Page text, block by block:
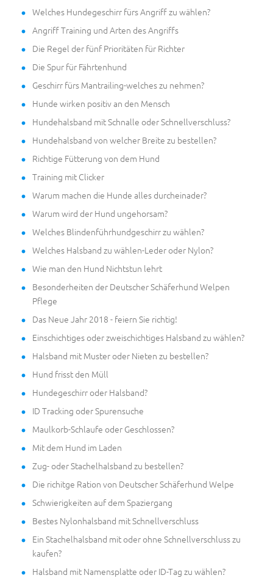
Welches Hundegeschirr fürs Angriff zu wählen?
Angriff Training und Arten des Angriffs
Die Regel der fünf Prioritäten für Richter
Die Spur für Fährtenhund
Geschirr fürs Mantrailing-welches zu nehmen?
Hunde wirken positiv an den Mensch
Hundehalsband mit Schnalle oder Schnellverschluss?
Hundehalsband von welcher Breite zu bestellen?
Richtige Fütterung von dem Hund
Training mit Clicker
Warum machen die Hunde alles durcheinader?
Warum wird der Hund ungehorsam?
Welches Blindenführhundgeschirr zu wählen?
Welches Halsband zu wählen-Leder oder Nylon?
Wie man den Hund Nichtstun lehrt
Besonderheiten der Deutscher Schäferhund Welpen
Pflege
Das Neue Jahr 2018 - feiern Sie richtig!
Einschichtiges oder zweischichtiges Halsband zu wählen?
Halsband mit Muster oder Nieten zu bestellen?
Hund frisst den Müll
Hundegeschirr oder Halsband?
ID Tracking oder Spurensuche
Maulkorb-Schlaufe oder Geschlossen?
Mit dem Hund im Laden
Zug- oder Stachelhalsband zu bestellen?
Die richitge Ration von Deutscher Schäferhund Welpe
Schwierigkeiten auf dem Spaziergang
Bestes Nylonhalsband mit Schnellverschluss
Ein Stachelhalsband mit oder ohne Schnellverschluss zu
kaufen?
Halsband mit Namensplatte oder ID-Tag zu wählen?